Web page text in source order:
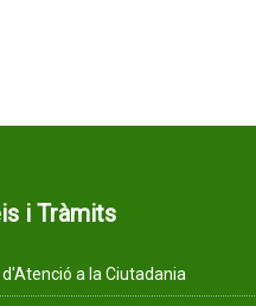
i Tràmits
a la Ciutadania